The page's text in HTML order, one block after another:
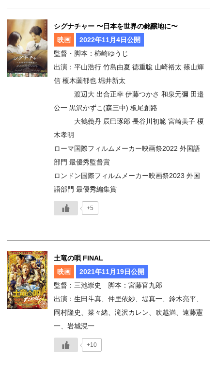
シグナチャー 〜日本を世界の銘醸地に〜
映画
2022年11月4日公開
監督・脚本：柿崎ゆうじ
出演：平山浩行 竹島由夏 徳重聡 山崎裕太 篠山輝
信 榎木薗郁也 堀井新太
渡辺大 出合正幸 伊藤つかさ 和泉元彌 田邉
公一 黒沢かずこ(森三中) 板尾創路
大鶴義丹 辰巳琢郎 長谷川初範 宮崎美子 榎
木孝明
ローマ国際フィルムメーカー映画祭2022 外国語
部門 最優秀監督賞
ロンドン国際フィルムメーカー映画祭2023 外国
語部門 最優秀編集賞
+5
土竜の唄 FINAL
映画
2021年11月19日公開
監督：三池崇史 脚本：宮藤官九郎
出演：生田斗真、仲里依紗、堤真一、鈴木亮平、
岡村隆史、菜々緒、滝沢カレン、吹越満、遠藤憲
一、岩城滉一
+10